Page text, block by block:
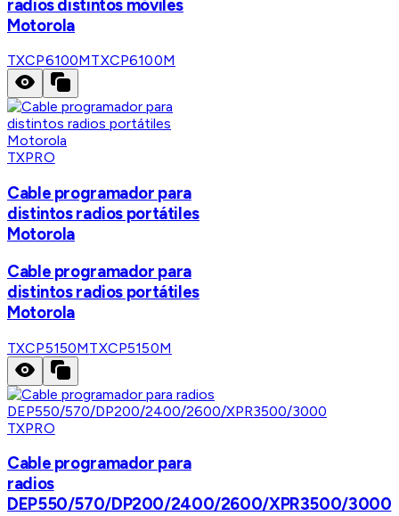
radios distintos móviles
Motorola
TXCP6100MTXCP6100M
TXPRO
Cable programador para
distintos radios portátiles
Motorola
Cable programador para
distintos radios portátiles
Motorola
TXCP5150MTXCP5150M
TXPRO
Cable programador para
radios
DEP550/570/DP200/2400/2600/XPR3500/3000